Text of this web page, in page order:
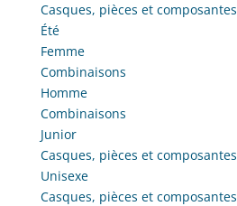
Casques, pièces et composantes
Été
Femme
Combinaisons
Homme
Combinaisons
Junior
Casques, pièces et composantes
Unisexe
Casques, pièces et composantes